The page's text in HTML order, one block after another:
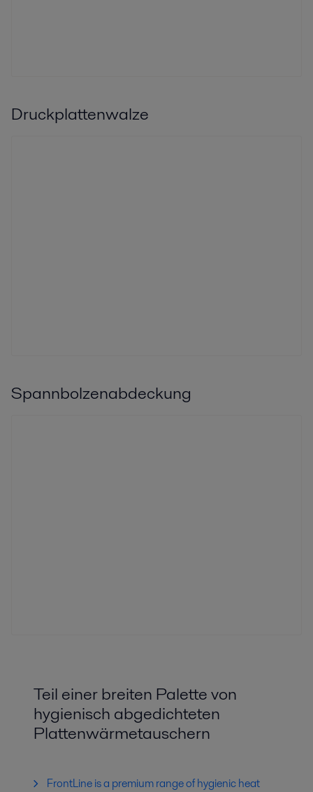
Druckplattenwalze
Spannbolzenabdeckung
Teil einer breiten Palette von
hygienisch abgedichteten
Plattenwärmetauschern
FrontLine is a premium range of hygienic heat